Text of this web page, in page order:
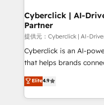
Cyberclick | AI-
Partner
提供元：Cyberclick | AI-
Cyberclick is an AI-
that helps brands
creativity to achieve
Barcelona and operating
the UK, we support
Elite4.9